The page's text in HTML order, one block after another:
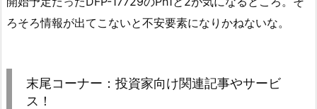
ろそろ情報が出てこないと不安要素になりかねないな。
末尾コーナー：投資家向け関連記事やサービ
ス！